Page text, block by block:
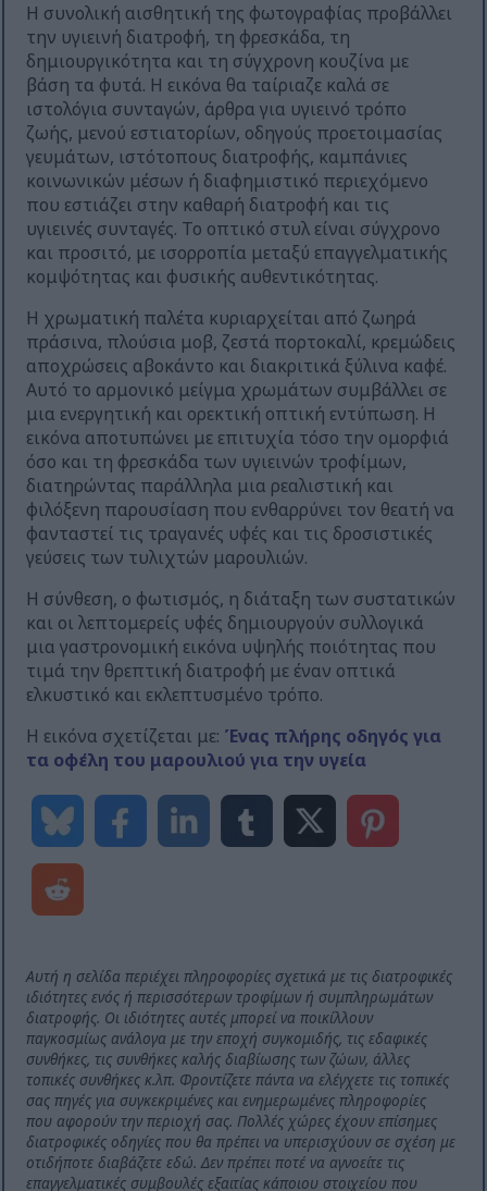
Η συνολική αισθητική της φωτογραφίας προβάλλει
την υγιεινή διατροφή, τη φρεσκάδα, τη
δημιουργικότητα και τη σύγχρονη κουζίνα με
βάση τα φυτά. Η εικόνα θα ταίριαζε καλά σε
ιστολόγια συνταγών, άρθρα για υγιεινό τρόπο
ζωής, μενού εστιατορίων, οδηγούς προετοιμασίας
γευμάτων, ιστότοπους διατροφής, καμπάνιες
κοινωνικών μέσων ή διαφημιστικό περιεχόμενο
που εστιάζει στην καθαρή διατροφή και τις
υγιεινές συνταγές. Το οπτικό στυλ είναι σύγχρονο
και προσιτό, με ισορροπία μεταξύ επαγγελματικής
κομψότητας και φυσικής αυθεντικότητας.
Η χρωματική παλέτα κυριαρχείται από ζωηρά
πράσινα, πλούσια μοβ, ζεστά πορτοκαλί, κρεμώδεις
αποχρώσεις αβοκάντο και διακριτικά ξύλινα καφέ.
Αυτό το αρμονικό μείγμα χρωμάτων συμβάλλει σε
μια ενεργητική και ορεκτική οπτική εντύπωση. Η
εικόνα αποτυπώνει με επιτυχία τόσο την ομορφιά
όσο και τη φρεσκάδα των υγιεινών τροφίμων,
διατηρώντας παράλληλα μια ρεαλιστική και
φιλόξενη παρουσίαση που ενθαρρύνει τον θεατή να
φανταστεί τις τραγανές υφές και τις δροσιστικές
γεύσεις των τυλιχτών μαρουλιών.
Η σύνθεση, ο φωτισμός, η διάταξη των συστατικών
και οι λεπτομερείς υφές δημιουργούν συλλογικά
μια γαστρονομική εικόνα υψηλής ποιότητας που
τιμά την θρεπτική διατροφή με έναν οπτικά
ελκυστικό και εκλεπτυσμένο τρόπο.
Η εικόνα σχετίζεται με: Ένας πλήρης οδηγός για
τα οφέλη του μαρουλιού για την υγεία
Αυτή η σελίδα περιέχει πληροφορίες σχετικά με τις διατροφικές
ιδιότητες ενός ή περισσότερων τροφίμων ή συμπληρωμάτων
διατροφής. Οι ιδιότητες αυτές μπορεί να ποικίλλουν
παγκοσμίως ανάλογα με την εποχή συγκομιδής, τις εδαφικές
συνθήκες, τις συνθήκες καλής διαβίωσης των ζώων, άλλες
τοπικές συνθήκες κ.λπ. Φροντίζετε πάντα να ελέγχετε τις τοπικές
σας πηγές για συγκεκριμένες και ενημερωμένες πληροφορίες
που αφορούν την περιοχή σας. Πολλές χώρες έχουν επίσημες
διατροφικές οδηγίες που θα πρέπει να υπερισχύουν σε σχέση με
οτιδήποτε διαβάζετε εδώ. Δεν πρέπει ποτέ να αγνοείτε τις
επαγγελματικές συμβουλές εξαιτίας κάποιου στοιχείου που